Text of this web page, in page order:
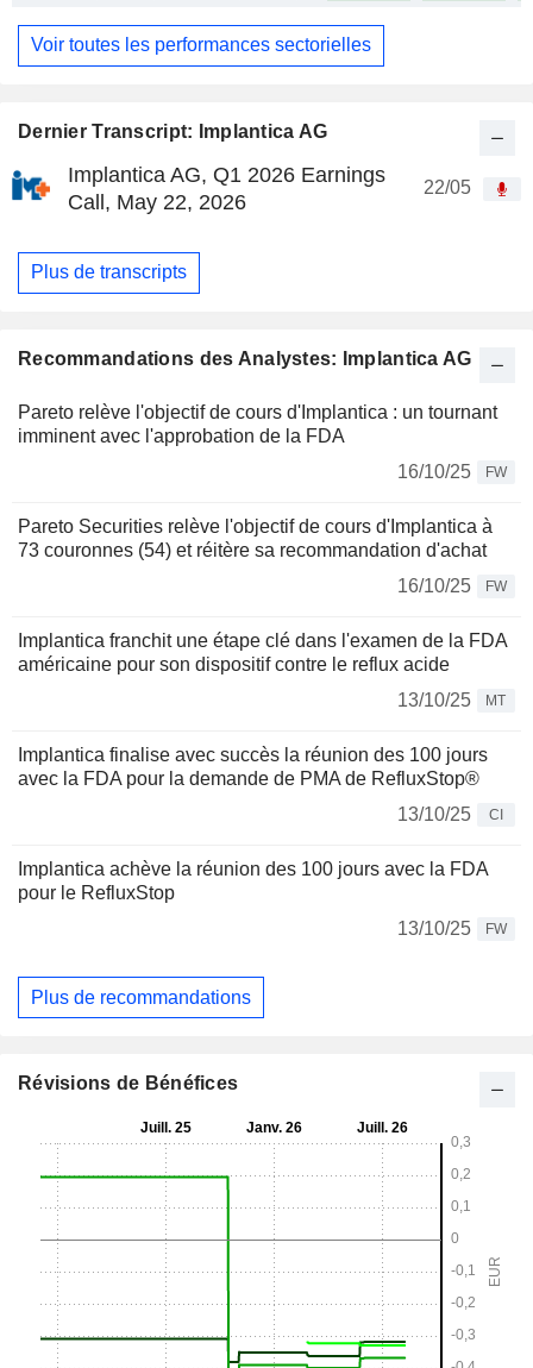
Dernier Transcript: Implantica AG
Implantica AG, Q1 2026 Earnings
Call, May 22, 2026
22/05
Plus de transcripts
Recommandations des Analystes: Implantica AG
Pareto relève l'objectif de cours d'Implantica : un tournant
imminent avec l'approbation de la FDA
16/10/25
FW
Pareto Securities relève l'objectif de cours d'Implantica à
73 couronnes (54) et réitère sa recommandation d'achat
16/10/25
FW
Implantica franchit une étape clé dans l'examen de la FDA
américaine pour son dispositif contre le reflux acide
13/10/25
MT
Implantica finalise avec succès la réunion des 100 jours
avec la FDA pour la demande de PMA de RefluxStop®
13/10/25
CI
Implantica achève la réunion des 100 jours avec la FDA
pour le RefluxStop
13/10/25
FW
Plus de recommandations
Voir toutes les performances sectorielles
Révisions de Bénéfices